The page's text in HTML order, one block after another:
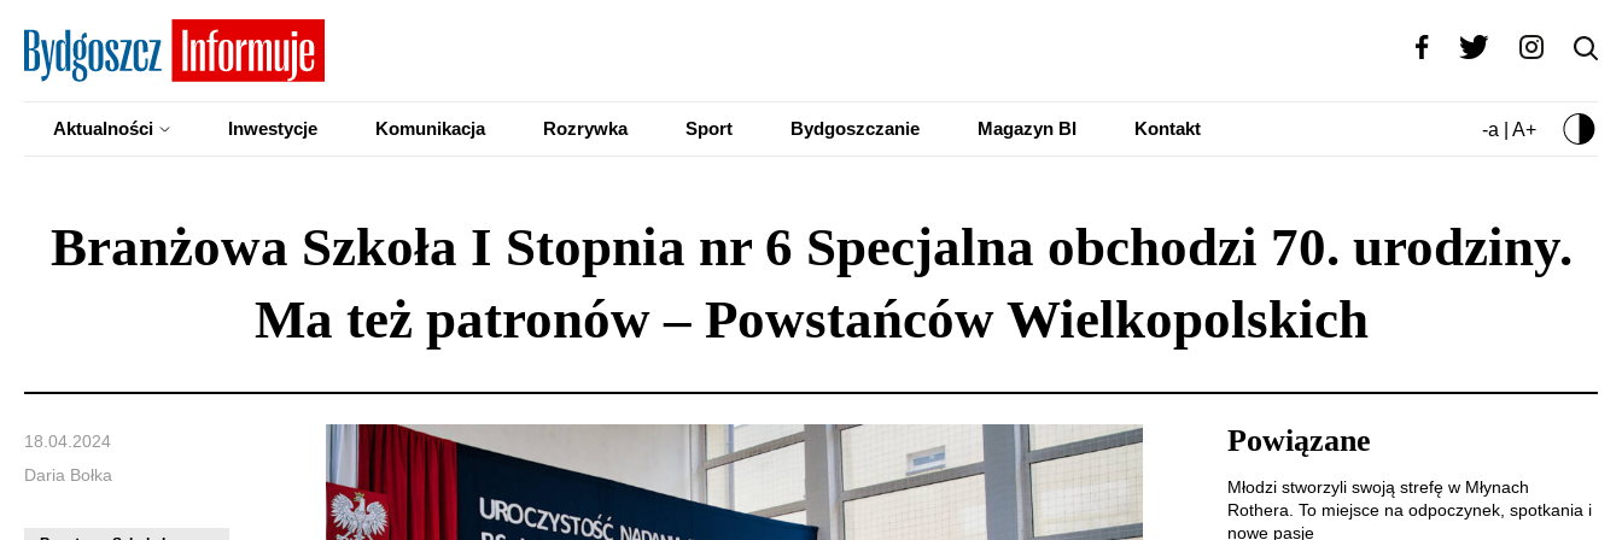
Aktualności Inwestycje Komunikacja Rozrywka Sport Bydgoszczanie Magazyn BI Kontakt -a | A+
Branżowa Szkoła I Stopnia nr 6 Specjalna obchodzi 70. urodziny.
Ma też patronów – Powstańców Wielkopolskich
18.04.2024
Daria Bołka
Powiązane
Młodzi stworzyli swoją strefę w Młynach
Rothera. To miejsce na odpoczynek, spotkania i
nowe pasje